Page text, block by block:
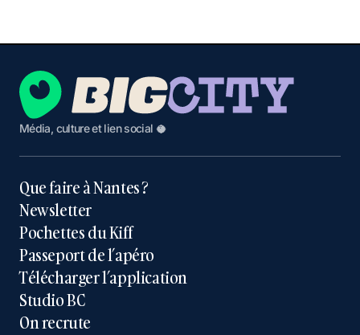
Média, culture et lien social 🥥
Que faire à Nantes ?
Newsletter
Pochettes du Kiff
Passeport de l’apéro
Télécharger l’application
Studio BC
On recrute